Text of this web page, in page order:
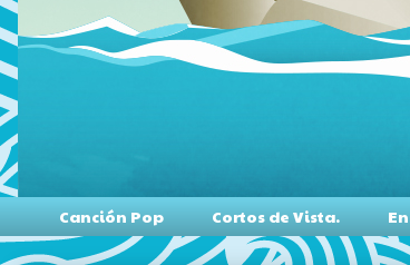
Canción Pop Cortos de Vista.